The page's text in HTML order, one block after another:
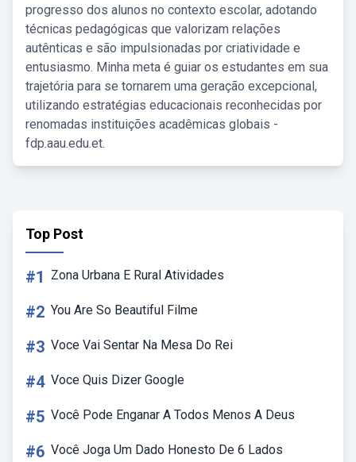
progresso dos alunos no contexto escolar, adotando
técnicas pedagógicas que valorizam relações
autênticas e são impulsionadas por criatividade e
entusiasmo. Minha meta é guiar os estudantes em sua
trajetória para se tornarem uma geração excepcional,
utilizando estratégias educacionais reconhecidas por
renomadas instituições acadêmicas globais -
fdp.aau.edu.et.
Top Post
#1 Zona Urbana E Rural Atividades
#2 You Are So Beautiful Filme
#3 Voce Vai Sentar Na Mesa Do Rei
#4 Voce Quis Dizer Google
#5 Você Pode Enganar A Todos Menos A Deus
#6 Você Joga Um Dado Honesto De 6 Lados